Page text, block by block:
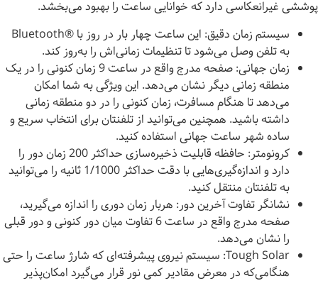
پوششی غیرانعکاسی دارد که خوانایی ساعت را بهبود می‌بخشد.
سیستم زمان دقیق: این ساعت چهار بار در روز با Bluetooth®‎
به تلفن وصل می‌شود تا تنظیمات زمانی‌اش را به‌روز کند.
زمان جهانی: صفحه مدرج واقع در ساعت 9 زمان کنونی را در یک
منطقه زمانی دیگر نشان می‌دهد. این ویژگی به شما امکان
می‌دهد تا هنگام مسافرت، زمان کنونی را در دو منطقه زمانی
داشته باشید. همچنین می‌توانید از تلفنتان برای انتخاب سریع و
ساده شهر ساعت جهانی استفاده کنید.
کرونومتر: حافظه قابلیت ذخیره‌سازی حداکثر 200 زمان دور را
دارد و اندازه‌گیری‌هایی با دقت حداکثر 1/1000 ثانیه را می‌توانید
به تلفنتان منتقل کنید.
نشانگر تفاوت آخرین دور: هربار زمان دوری را اندازه می‌گیرید،
صفحه مدرج واقع در ساعت 6 تفاوت میان دور کنونی و دور قبلی
را نشان می‌دهد.
Tough Solar: سیستم نیروی پیشرفته‌ای که شارژ ساعت را حتی
هنگامی‌که در معرض مقادیر کمی نور قرار می‌گیرد امکان‌پذیر